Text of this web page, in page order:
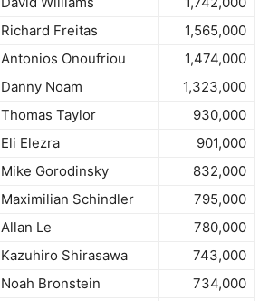
Richard Freitas
1,565,000
Antonios Onoufriou
1,474,000
Danny Noam
1,323,000
Thomas Taylor
930,000
Eli Elezra
901,000
Mike Gorodinsky
832,000
Maximilian Schindler
795,000
Allan Le
780,000
Kazuhiro Shirasawa
743,000
Noah Bronstein
734,000